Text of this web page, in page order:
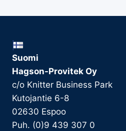
Suomi
Hagson-Provitek Oy
c/o Knitter Business Park
Kutojantie 6-8
02630 Espoo
Puh. (0)9 439 307 0